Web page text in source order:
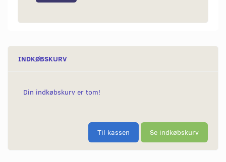
INDKØBSKURV
Din indkøbskurv er tom!
Til kassen Se indkøbskurv